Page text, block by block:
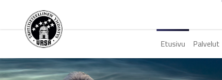
Etusivu Palvelut